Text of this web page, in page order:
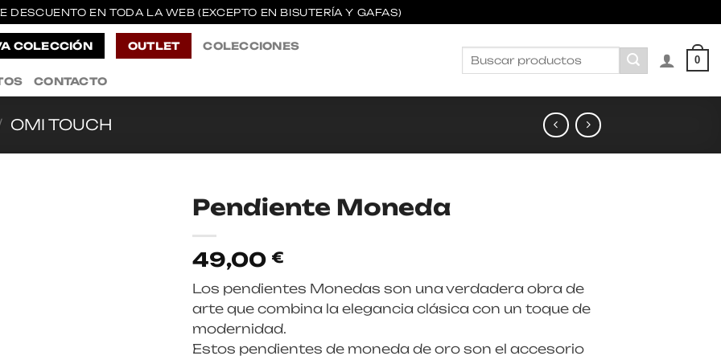
DESCUENTO EN TODA LA WEB (EXCEPTO EN BISUTERÍA Y GAFAS)
COLECCIÓN OUTLET COLECCIONES
CONTACTO
Buscar
0
OMI TOUCH
Pendiente Moneda
49,00 €
Los pendientes Monedas son una verdadera obra de
arte que combina la elegancia clásica con un toque de
modernidad.
Estos pendientes de moneda de oro son el accesorio